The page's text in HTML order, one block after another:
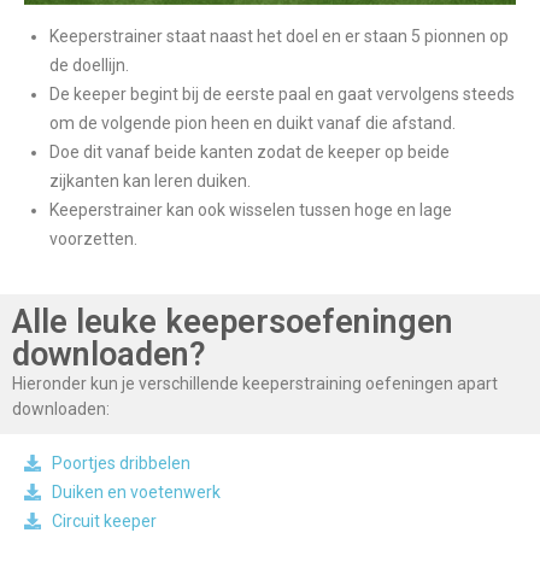
Keeperstrainer staat naast het doel en er staan 5 pionnen op
de doellijn.
De keeper begint bij de eerste paal en gaat vervolgens steeds
om de volgende pion heen en duikt vanaf die afstand.
Doe dit vanaf beide kanten zodat de keeper op beide
zijkanten kan leren duiken.
Keeperstrainer kan ook wisselen tussen hoge en lage
voorzetten.
Alle leuke keepersoefeningen
downloaden?
Hieronder kun je verschillende keeperstraining oefeningen apart
downloaden:
Poortjes dribbelen
Duiken en voetenwerk
Circuit keeper